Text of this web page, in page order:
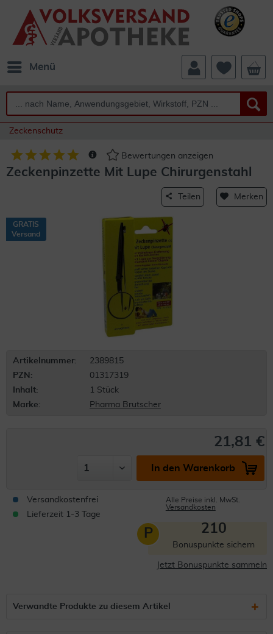
Menü
Zeckenschutz
Bewertungen anzeigen
Zeckenpinzette Mit Lupe Chirurgenstahl
Teilen Merken
GRATIS
Versand
Artikelnummer:
2389815
PZN:
01317319
Inhalt:
1 Stück
Marke:
Pharma Brutscher
21,81 €
In den Warenkorb
Versandkostenfrei
Lieferzeit 1-3 Tage
Alle Preise inkl. MwSt.
Versandkosten
P 210
Bonuspunkte sichern
Jetzt Bonuspunkte sammeln
Verwandte Produkte zu diesem Artikel